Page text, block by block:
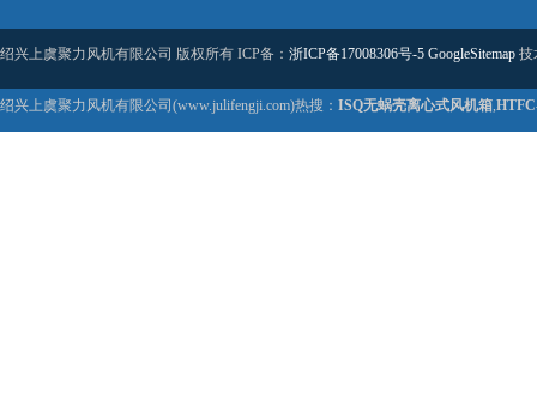
绍兴上虞聚力风机有限公司 版权所有 ICP备： 浙ICP备17008306号-5 GoogleSitemap 技
绍兴上虞聚力风机有限公司(www.julifengji.com)热搜： ISQ无蜗壳离心式风机箱,